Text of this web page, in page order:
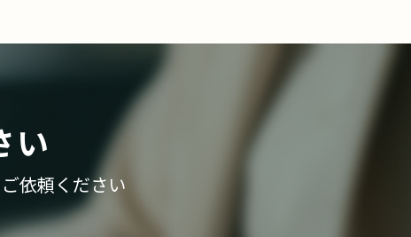
い
依頼ください